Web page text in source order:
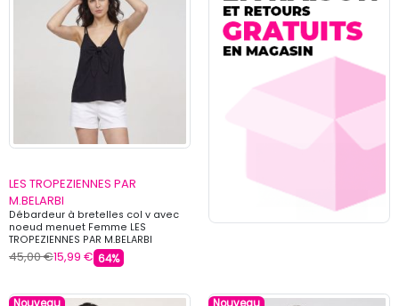
LES TROPEZIENNES PAR
M.BELARBI
Débardeur à bretelles col v avec
noeud menuet Femme LES
TROPEZIENNES PAR M.BELARBI
45,00 €15,99 € 64%
Nouveau Nouveau